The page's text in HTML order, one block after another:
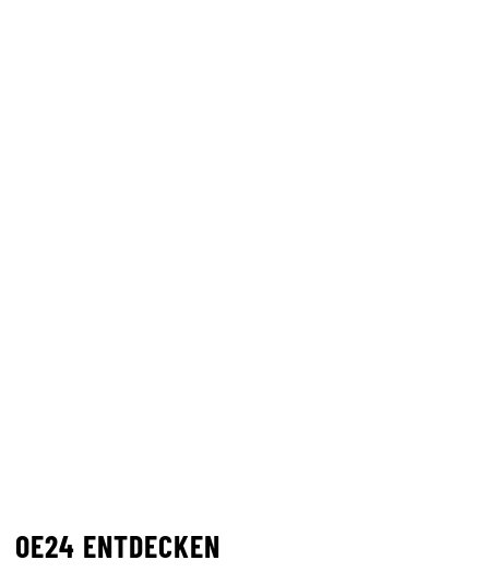
OE24 ENTDECKEN